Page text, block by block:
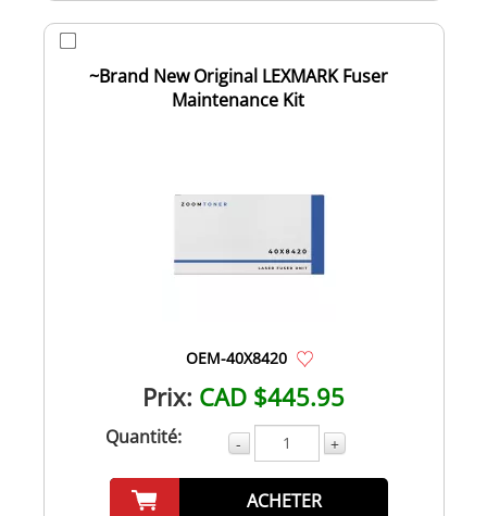
~Brand New Original LEXMARK Fuser
Maintenance Kit
OEM-40X8420
Prix: CAD $445.95
Quantité: - +
ACHETER